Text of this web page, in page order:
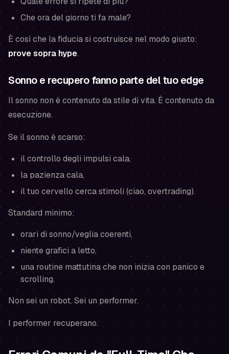
Che ora del giorno ti fa male?
È così che la fiducia si costruisce nel modo giusto:
prove sopra hype.
Sonno e recupero fanno parte del tuo edge
Il sonno non è contenuto da stile di vita. È contenuto da
esecuzione.
Se il sonno è scarso:
il controllo degli impulsi cala,
la pazienza cala,
il tuo cervello cerca stimoli (ciao, overtrading).
Standard minimo:
orari di sonno/veglia coerenti,
niente grafici a letto,
una routine mattutina che non inizia con panico e
scrolling.
Non sei un robot. Sei un performer.
I performer recuperano.